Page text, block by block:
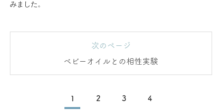
みました。
次のページ
ベビーオイルとの相性実験
1 2 3 4